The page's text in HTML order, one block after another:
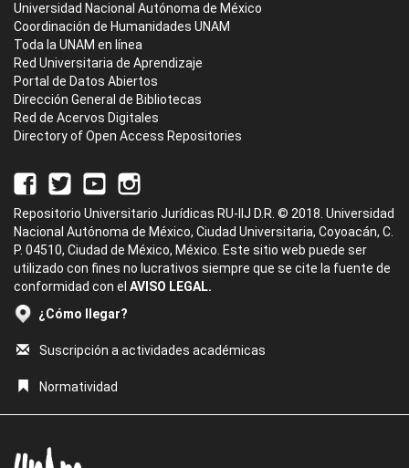
Universidad Nacional Autónoma de México
Coordinación de Humanidades UNAM
Toda la UNAM en línea
Red Universitaria de Aprendizaje
Portal de Datos Abiertos
Dirección General de Bibliotecas
Red de Acervos Digitales
Directory of Open Access Repositories
Repositorio Universitario Jurídicas RU-IIJ D.R. © 2018. Universidad
Nacional Autónoma de México, Ciudad Universitaria, Coyoacán, C.
P. 04510, Ciudad de México, México. Este sitio web puede ser
utilizado con fines no lucrativos siempre que se cite la fuente de
conformidad con el AVISO LEGAL.
¿Cómo llegar?
Suscripción a actividades académicas
Normatividad